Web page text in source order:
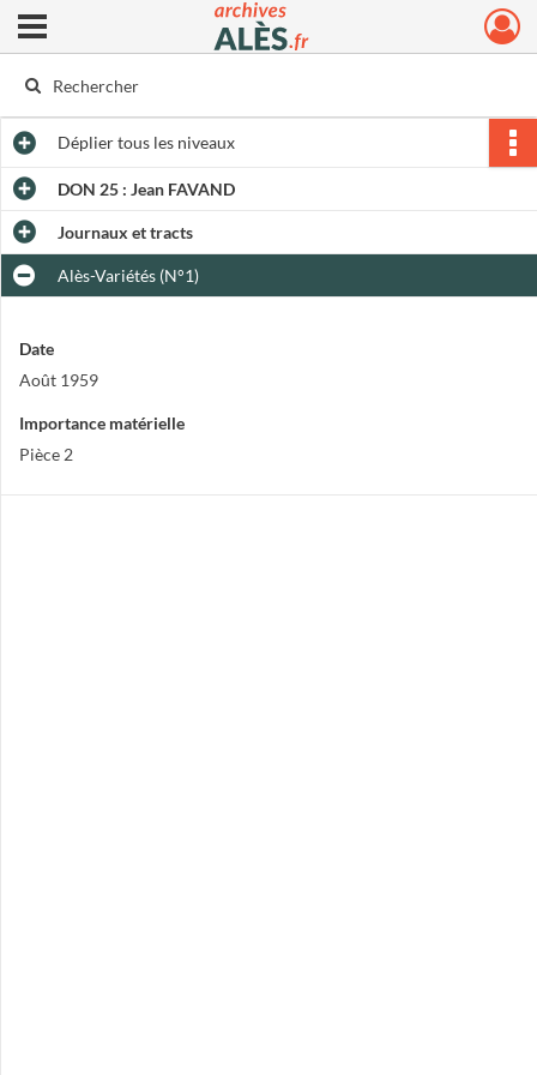
Archives municipales d'Alès
Ouvrir le menu déroulant
Dépliertous les niveaux
DON 25 : Jean FAVAND
Journaux et tracts
Alès-Variétés (N°1)
Date
Août 1959
Importance matérielle
Pièce 2